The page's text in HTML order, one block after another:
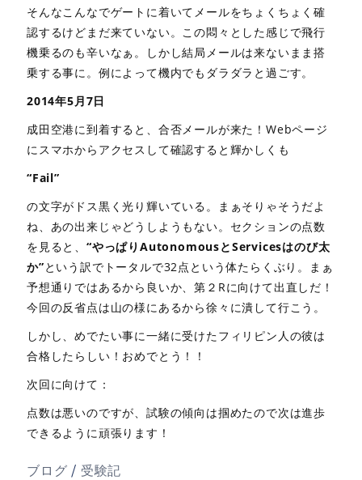
そんなこんなでゲートに着いてメールをちょくちょく確
認するけどまだ来ていない。この悶々とした感じで飛行
機乗るのも辛いなぁ。しかし結局メールは来ないまま搭
乗する事に。例によって機内でもダラダラと過ごす。
2014年5月7日
成田空港に到着すると、合否メールが来た！Webページ
にスマホからアクセスして確認すると輝かしくも
“Fail”
の文字がドス黒く光り輝いている。まぁそりゃそうだよ
ね、あの出来じゃどうしようもない。セクションの点数
を見ると、 “やっぱりAutonomousとServicesはのび太
か”という訳でトータルで32点という体たらくぶり。まぁ
予想通りではあるから良いか、第２Rに向けて出直しだ！
今回の反省点は山の様にあるから徐々に潰して行こう。
しかし、めでたい事に一緒に受けたフィリピン人の彼は
合格したらしい！おめでとう！！
次回に向けて：
点数は悪いのですが、試験の傾向は掴めたので次は進歩
できるように頑張ります！
ブログ / 受験記